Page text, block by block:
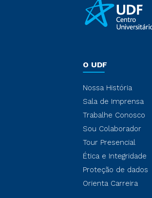
O UDF
Nossa História
Sala de Imprensa
Trabalhe Conosco
Sou Colaborador
Tour Presencial
Ética e Integridade
Proteção de dados
Orienta Carreira